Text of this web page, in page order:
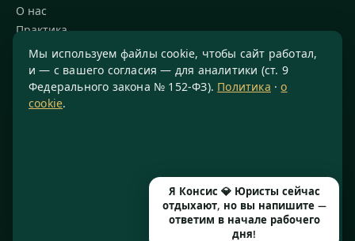
О нас
Практика
Блог
Команда
Благодарности
Москва, Варшавское шоссе, д. 1А, помещение 14/7
Мы используем файлы cookie, чтобы сайт работал,
и — с вашего согласия — для аналитики (ст. 9
Федерального закона № 152-ФЗ). Политика ·о
cookie.
Я Консис 💎 Юристы сейчас
отдыхают, но вы напишите —
ответим в начале рабочего
дня!